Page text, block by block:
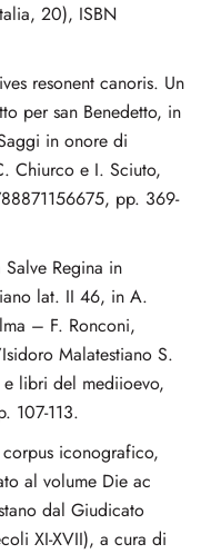
20), ISBN
resonent canoris. Un
per san Benedetto, in
in onore di
Chiurco e I. Sciuto,
pp. 369-
Regina in
lat. II 46, in A.
– F. Ronconi,
Malatestiano S.
libri del mediioevo,
107-113.
iconografico,
al volume Die ac
dal Giudicato
XI-XVII), a cura di